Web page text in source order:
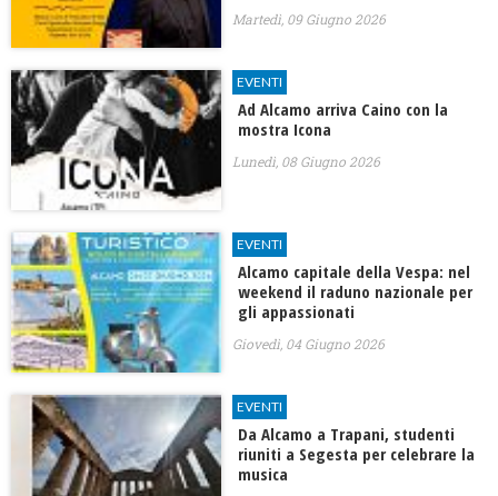
Martedì, 09 Giugno 2026
EVENTI
Ad Alcamo arriva Caino con la
mostra Icona
Lunedì, 08 Giugno 2026
EVENTI
Alcamo capitale della Vespa: nel
weekend il raduno nazionale per
gli appassionati
Giovedì, 04 Giugno 2026
EVENTI
Da Alcamo a Trapani, studenti
riuniti a Segesta per celebrare la
musica